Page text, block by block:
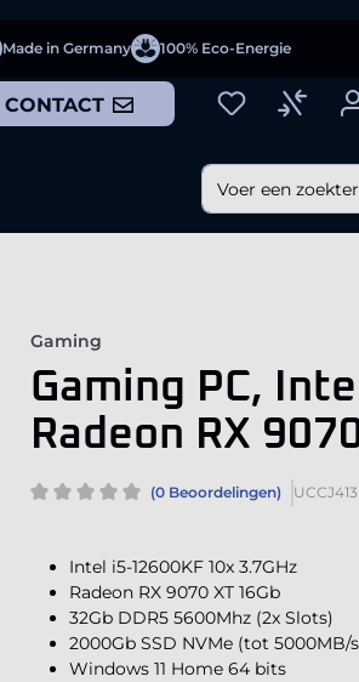
Made in Germany 100% Eco-Energie
CONTACT
Gaming
Gaming PC,
Radeon RX
(0 Beoordelingen)
Intel i5-12600KF 10x 3.7GHz
Radeon RX 9070 XT 16Gb
32Gb DDR5 5600Mhz (2x Slots)
2000Gb SSD NVMe (tot 5000MB/
Windows 11 Home 64 bits